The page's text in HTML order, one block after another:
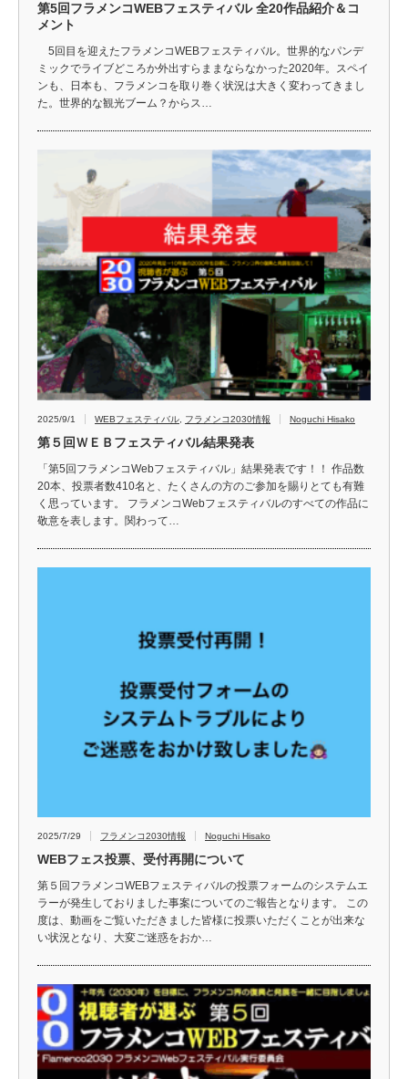
第5回フラメンコWEBフェスティバル 全20作品紹介＆コ
メント
5回目を迎えたフラメンコWEBフェスティバル。世界的なパンデ
ミックでライブどころか外出すらままならなかった2020年。スペイ
ンも、日本も、フラメンコを取り巻く状況は大きく変わってきまし
た。世界的な観光ブーム？からス…
2025/9/1 WEBフェスティバル フラメンコ2030情報 Noguchi Hisako
第５回ＷＥＢフェスティバル結果発表
「第5回フラメンコWebフェスティバル」結果発表です！！ 作品数
20本、投票者数410名と、たくさんの方のご参加を賜りとても有難
く思っています。 フラメンコWebフェスティバルのすべての作品に
敬意を表します。関わって…
2025/7/29 フラメンコ2030情報 Noguchi Hisako
WEBフェス投票、受付再開について
第５回フラメンコWEBフェスティバルの投票フォームのシステムエ
ラーが発生しておりました事案についてのご報告となります。 この
度は、動画をご覧いただきました皆様に投票いただくことが出来な
い状況となり、大変ご迷惑をおか…